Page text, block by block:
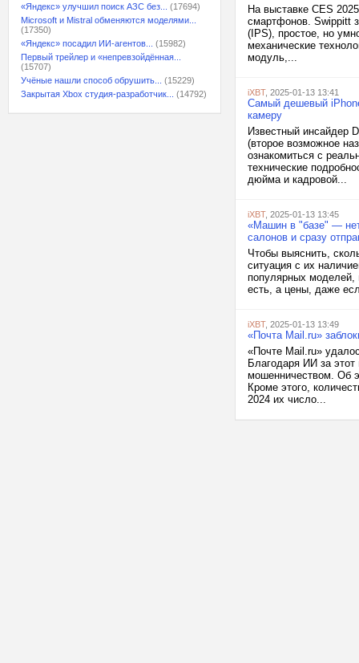
«Яндекс» улучшил поиск АЗС без...
(17694)
Microsoft и Mistral обменяются моделями...
(17350)
«Яндекс» посадил ИИ-агентов...
(15982)
Первый трейлер и «непревзойдённая...
(15707)
Учёные нашли способ обрушить...
(15229)
Закрытая Xbox студия-разработчик...
(14792)
На выставке CES
смартфонов. Swippitt
(IPS), простое, но
механические
модуль,...
iXBT, 2025-01-13 13:41
Самый дешевый
камеру
Известный инсайдер
(второе возможное
ознакомиться с
технические
дюйма и кадровой...
iXBT, 2025-01-13 13:45
«Машин в "базе" —
салонов и сразу
Чтобы выяснить,
ситуация с их
популярных моделей,
есть, а цены, даже
iXBT, 2025-01-13 13:49
«Почта Mail.ru»
«Почте Mail.ru»
Благодаря ИИ за
мошенничеством. Об
Кроме этого,
2024 их число...